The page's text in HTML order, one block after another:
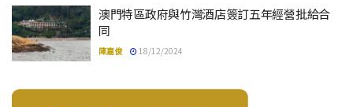
澳門特區政府與竹灣酒店簽訂五年經營批給合
同
陳嘉俊 18/12/2024